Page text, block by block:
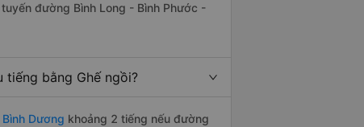
đường Bình Long - Bình Phước -
tiếng bằng Ghế ngồi?
Dương khoảng 2 tiếng nếu đường